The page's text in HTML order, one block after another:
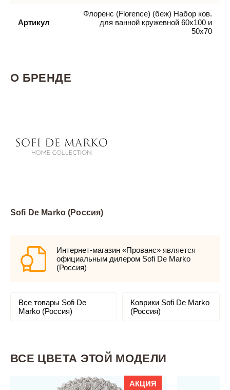
Артикул
Флоренс (Florence) (беж) Набор ков.
для ванной кружевной 60х100 и
50х70
О БРЕНДЕ
Sofi De Marko (Россия)
Интернет-магазин «Прованс» является
официальным дилером Sofi De Marko
(Россия)
Все товары Sofi De
Marko (Россия)
Коврики Sofi De Marko
(Россия)
ВСЕ ЦВЕТА ЭТОЙ МОДЕЛИ
АКЦИЯ